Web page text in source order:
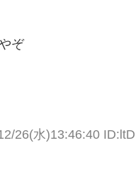
ぞ
26(水)13:46:40 ID:ltD